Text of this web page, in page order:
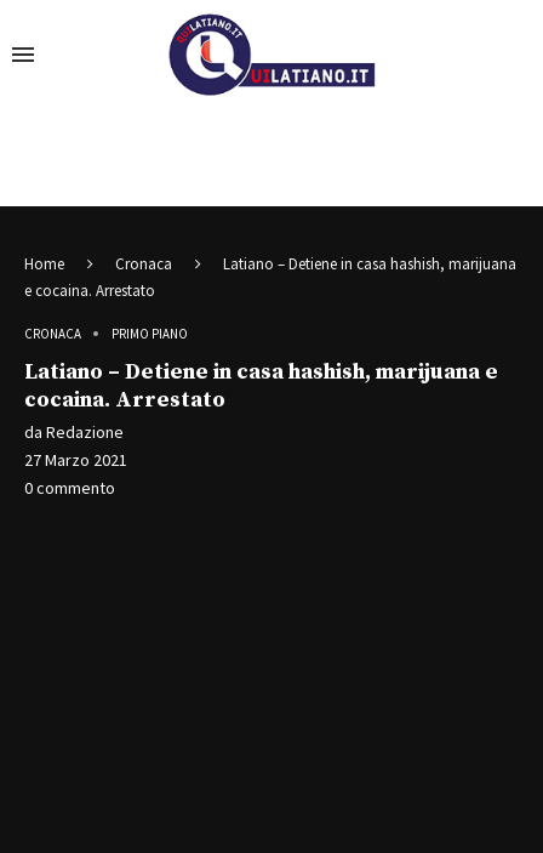
Home Cronaca
Latiano – Detiene in casa hashish, marijuana
e cocaina. Arrestato
CRONACA PRIMO PIANO
Latiano – Detiene in casa hashish, marijuana e
cocaina. Arrestato
da Redazione
27 Marzo 2021
0 commento